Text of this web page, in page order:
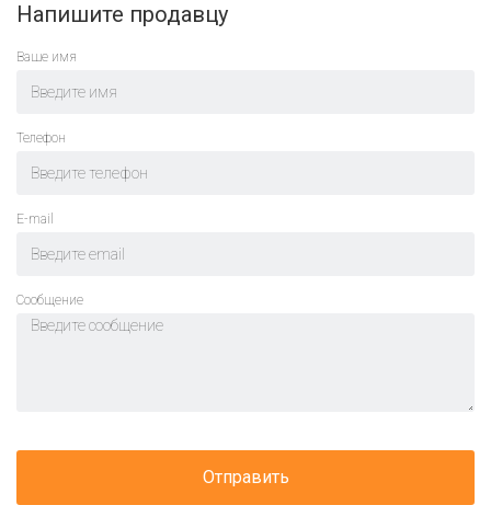
Напишите продавцу
Ваше имя
Телефон
E-mail
Cообщение
Отправить